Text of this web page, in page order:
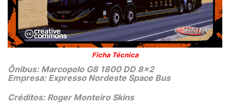
Ficha Técnica
Ônibus: Marcopolo G8 1800 DD 8x2
Empresa: Expresso Nordeste Space Bus
Créditos: Roger Monteiro Skins